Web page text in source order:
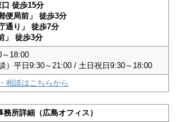
徒歩15分
便局前」 徒歩3分
通り」 徒歩7分
」 徒歩3分
18:00
）平日9:30～21:00 / 土日祝日9:30～18:00
相談はこちらから
務所詳細（広島オフィス）